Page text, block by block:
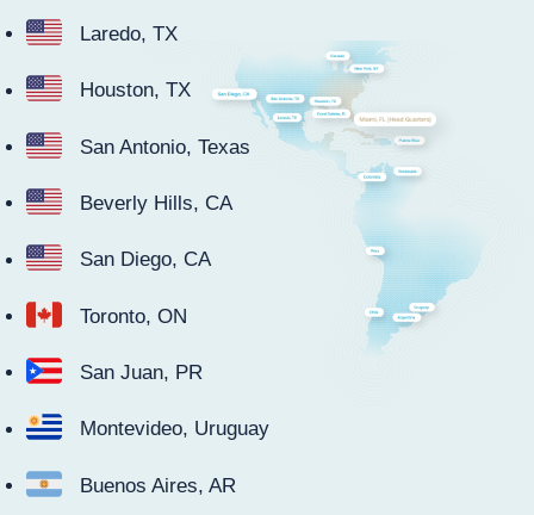
Laredo, TX
Houston, TX
San Antonio, Texas
Beverly Hills, CA
San Diego, CA
Toronto, ON
San Juan, PR
Montevideo, Uruguay
Buenos Aires, AR